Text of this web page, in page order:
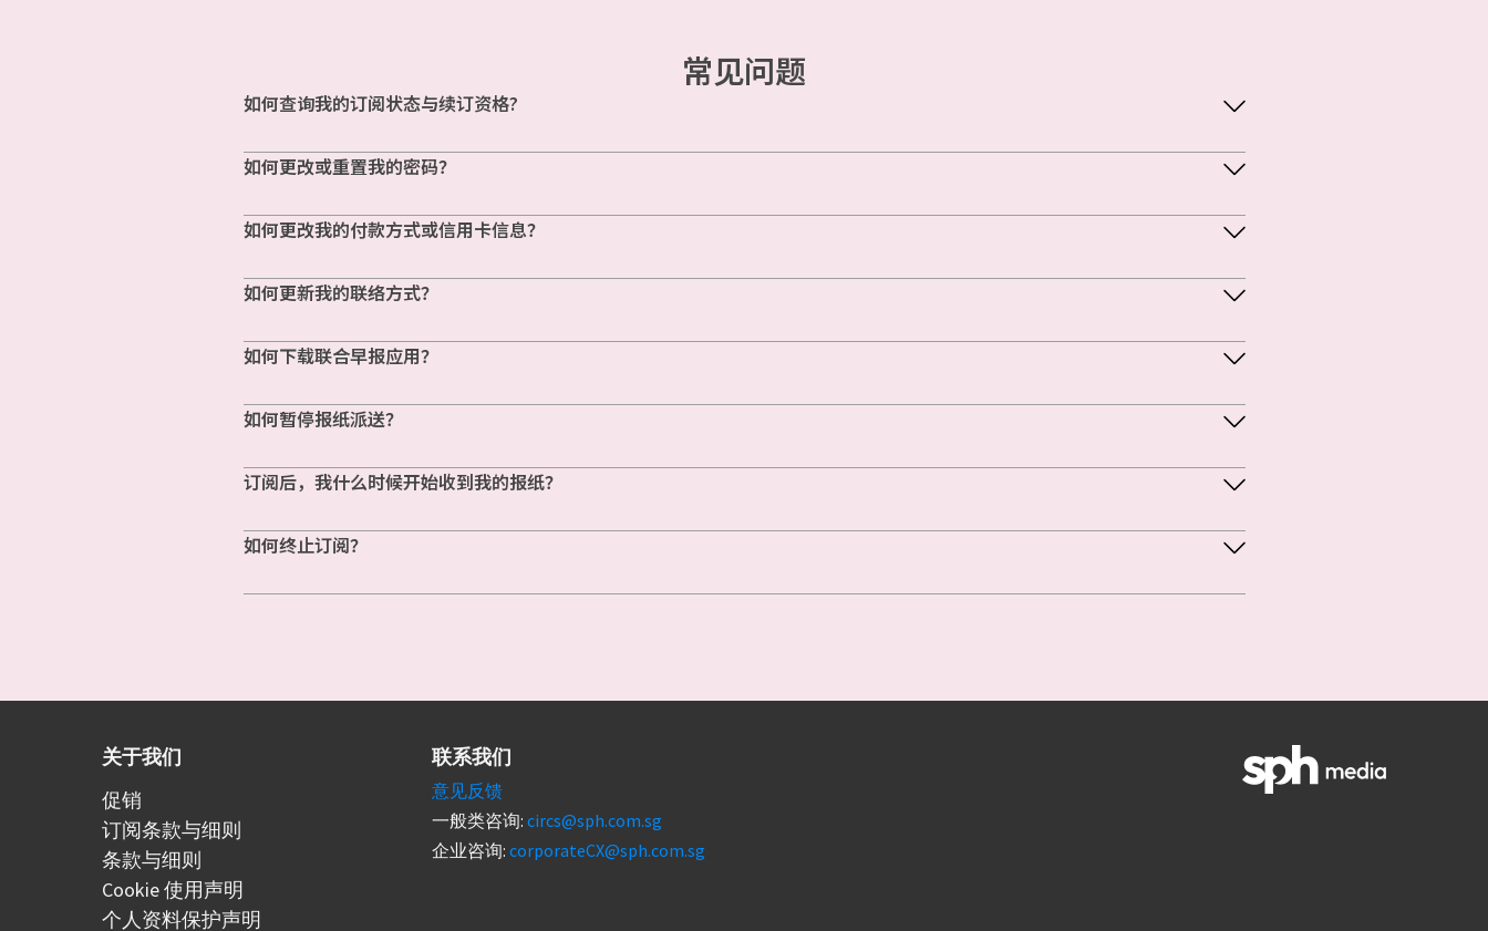
常见问题
如何查询我的订阅状态与续订资格?
如何更改或重置我的密码？
如何更改我的付款方式或信用卡信息？
如何更新我的联络方式？
如何下载联合早报应用？
如何暂停报纸派送？
订阅后，我什么时候开始收到我的报纸？
如何终止订阅？
关于我们
促销
订阅条款与细则
条款与细则
Cookie 使用声明
个人资料保护声明
联系我们
意见反馈
一般类咨询: circs@sph.com.sg
企业咨询: corporateCX@sph.com.sg